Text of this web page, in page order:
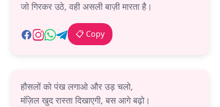
जो गिरकर उठे, वही असली बाज़ी मारता है।
📋 Copy
हौसलों को पंख लगाओ और उड़ चलो,
मंज़िल खुद रास्ता दिखाएगी, बस आगे बढ़ो।